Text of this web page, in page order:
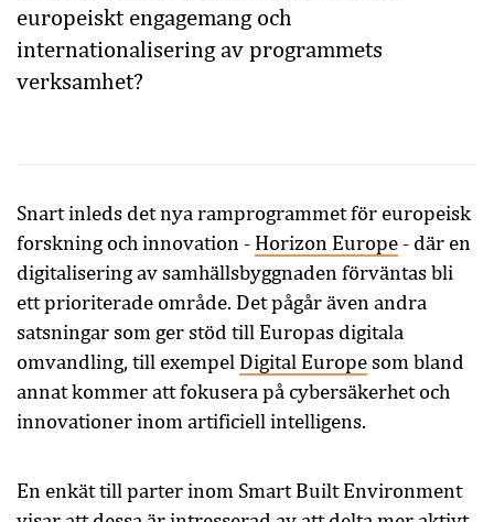
europeiskt engagemang och
internationalisering av programmets
verksamhet?
Snart inleds det nya ramprogrammet för europeisk
forskning och innovation - Horizon Europe - där en
digitalisering av samhällsbyggnaden förväntas bli
ett prioriterade område. Det pågår även andra
satsningar som ger stöd till Europas digitala
omvandling, till exempel Digital Europesom bland
annat kommer att fokusera på cybersäkerhet och
innovationer inom artificiell intelligens.
En enkät till parter inom Smart Built Environment